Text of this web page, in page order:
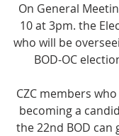
On General
10 at 3pm. the
who will be
BOD-OC
CZC members
becoming a
the 22nd BOD can